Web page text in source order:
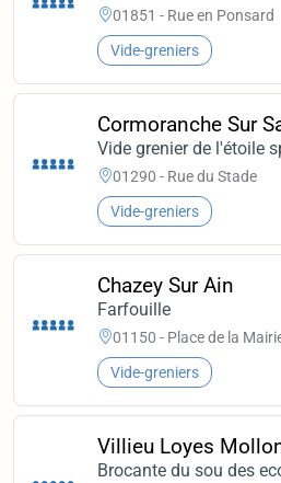
01851 - Rue en Ponsard
Vide-greniers
Cormoranche Sur
Vide grenier de l'étoile
01290 - Rue du Stade
Vide-greniers
Chazey Sur Ain
Farfouille
01150 - Place de la
Vide-greniers
Villieu Loyes
Brocante du sou des